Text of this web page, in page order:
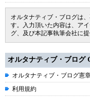
オルタナティブ・ブログは
す。入力頂いた内容は、ア
グ、及び本記事執筆会社に提
オルタナティブ・ブログ
オルタナティブ・ブログ憲
利用規約